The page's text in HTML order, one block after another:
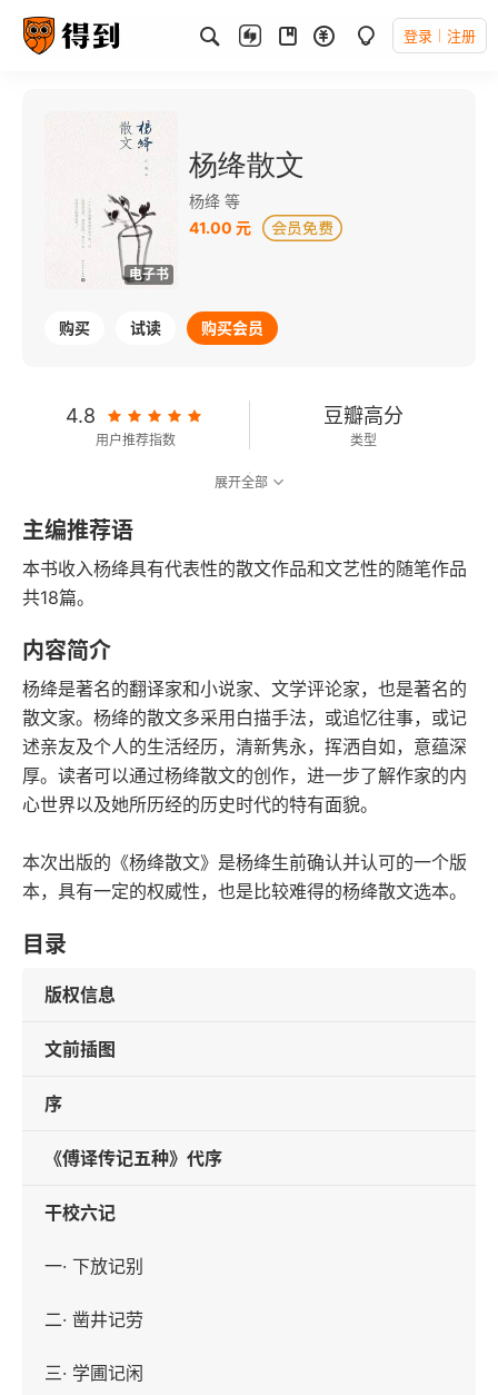
登录 注册
电子书
杨绛散文
杨绛 等
41.00 元
购买 试读 购买会员
4.8
用户推荐指数
豆瓣高分
类型
149千字
字数
2023-01-01
发行日期
展开全部
主编推荐语
本书收入杨绛具有代表性的散文作品和文艺性的随笔作品
共18篇。
内容简介
杨绛是著名的翻译家和小说家、文学评论家，也是著名的
散文家。杨绛的散文多采用白描手法，或追忆往事，或记
述亲友及个人的生活经历，清新隽永，挥洒自如，意蕴深
厚。读者可以通过杨绛散文的创作，进一步了解作家的内
心世界以及她所历经的历史时代的特有面貌。
本次出版的《杨绛散文》是杨绛生前确认并认可的一个版
本，具有一定的权威性，也是比较难得的杨绛散文选本。
目录
版权信息
文前插图
序
《傅译传记五种》代序
干校六记
一· 下放记别
二· 凿井记劳
三· 学圃记闲